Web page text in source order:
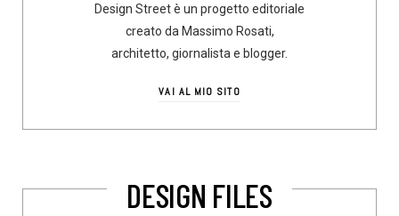
Design Street è un progetto editoriale
creato da Massimo Rosati,
architetto, giornalista e blogger.
VAI AL MIO SITO
DESIGN FILES